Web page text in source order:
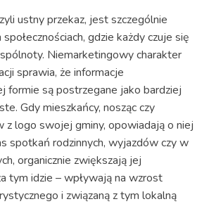
ustny przekaz, jest szczególnie
gdzie każdy czuje się
Niemarketingowy charakter
sprawia, że informacje
formie są postrzegane jako bardziej
Gdy mieszkańcy, nosząc czy
z logo swojej gminy, opowiadają o niej
spotkań rodzinnych, wyjazdów czy w
organicznie zwiększają jej
tym idzie – wpływają na wzrost
i związaną z tym lokalną